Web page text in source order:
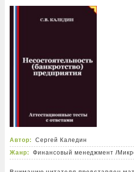
Автор:
Сергей Каледин
Жанр:
Финансовый менеджмент /